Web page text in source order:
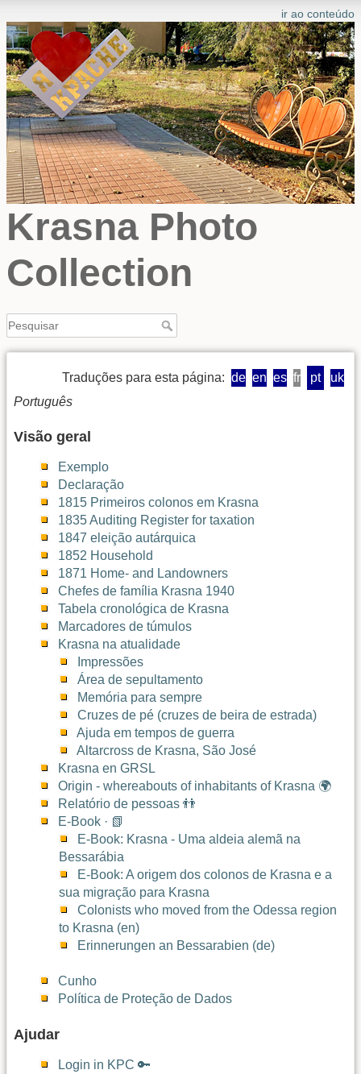
ir ao conteúdo
Krasna Photo
Collection
Traduções para esta página: de en es fr pt
uk
Português
Visão geral
Exemplo
Declaração
1815 Primeiros colonos em Krasna
1835 Auditing Register for taxation
1847 eleição autárquica
1852 Household
1871 Home- and Landowners
Chefes de família Krasna 1940
Tabela cronológica de Krasna
Marcadores de túmulos
Krasna na atualidade
Impressões
Área de sepultamento
Memória para sempre
Cruzes de pé (cruzes de beira de estrada)
Ajuda em tempos de guerra
Altarcross de Krasna, São José
Krasna en GRSL
Origin - whereabouts of inhabitants of Krasna 🌍
Relatório de pessoas 👬
E-Book · 📗
E-Book: Krasna - Uma aldeia alemã na
Bessarábia
E-Book: A origem dos colonos de Krasna e a
sua migração para Krasna
Colonists who moved from the Odessa region
to Krasna (en)
Erinnerungen an Bessarabien (de)
Cunho
Política de Proteção de Dados
Ajudar
Login in KPC 🔑